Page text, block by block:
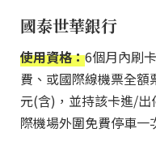
國泰世華銀行
使用資格：6個月內刷
費、或國際線機票全
元(含)，並持該卡進/
際機場外圍免費停車一